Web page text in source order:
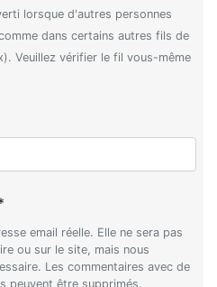
lorsque d'autres personnes
dans certains autres fils de
Veuillez vérifier le fil vous-même
email réelle. Elle ne sera pas
ou sur le site, mais nous
Les commentaires avec de
peuvent être supprimés.